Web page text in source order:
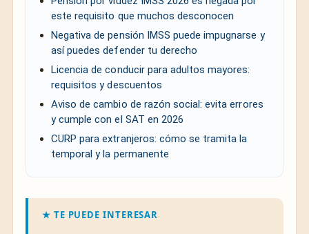
este requisito que muchos desconocen
Negativa de pensión IMSS puede impugnarse y
así puedes defender tu derecho
Licencia de conducir para adultos mayores:
requisitos y descuentos
Aviso de cambio de razón social: evita errores
y cumple con el SAT en 2026
CURP para extranjeros: cómo se tramita la
temporal y la permanente
★ TE PUEDE INTERESAR